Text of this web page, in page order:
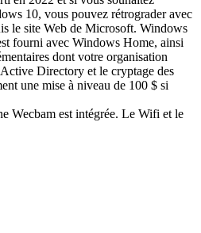
10, vous pouvez rétrograder avec
le site Web de Microsoft. Windows
fourni avec Windows Home, ainsi
dont votre organisation
Directory et le cryptage des
une mise à niveau de 100 $ si
Wecbam est intégrée. Le Wifi et le